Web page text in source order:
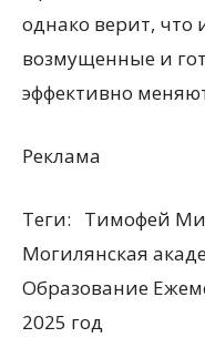
однако верит, что
возмущенные и
эффективно
Реклама
Теги:
Тимофей
Могилянская
Образование
2025 год